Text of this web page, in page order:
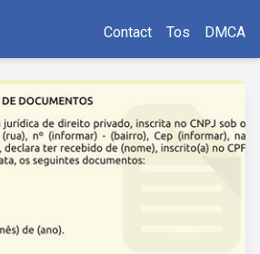
Contact Tos DMCA